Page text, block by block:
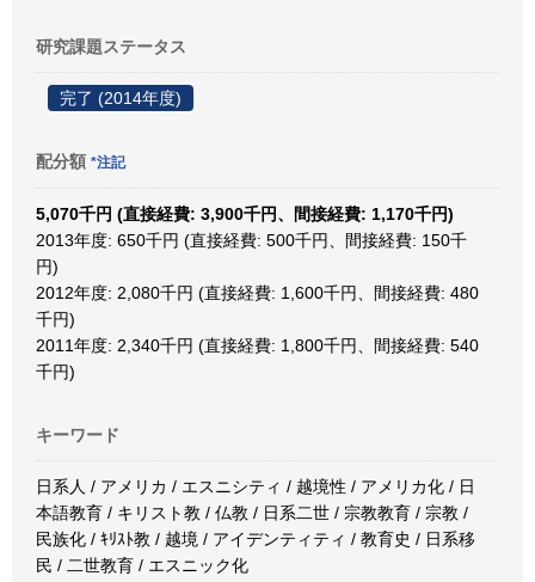
研究課題ステータス
完了 (2014年度)
配分額 *注記
5,070千円 (直接経費: 3,900千円、間接経費: 1,170千円)
2013年度: 650千円 (直接経費: 500千円、間接経費: 150千
円)
2012年度: 2,080千円 (直接経費: 1,600千円、間接経費: 480
千円)
2011年度: 2,340千円 (直接経費: 1,800千円、間接経費: 540
千円)
キーワード
日系人 / アメリカ / エスニシティ / 越境性 / アメリカ化 / 日
本語教育 / キリスト教 / 仏教 / 日系二世 / 宗教教育 / 宗教 /
民族化 / ｷﾘｽﾄ教 / 越境 / アイデンティティ / 教育史 / 日系移
民 / 二世教育 / エスニック化